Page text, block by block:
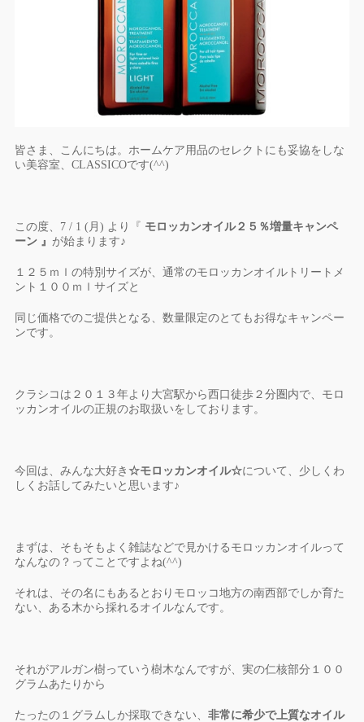
皆さま、こんにちは。ホームケア用品のセレクトにも妥協をしな
い美容室、CLASSICOです(^^)
この度、7 / 1 (月) より『 モロッカンオイル２５％増量キャンペ
ーン 』 が始まります♪
１２５ｍｌの特別サイズが、通常のモロッカンオイルトリートメ
ント１００ｍｌサイズと
同じ価格でのご提供となる、数量限定のとてもお得なキャンペー
ンです。
クラシコは２０１３年より大宮駅から西口徒歩２分圏内で、モロ
ッカンオイルの正規のお取扱いをしております。
今回は、みんな大好き☆モロッカンオイル☆について、少しくわ
しくお話してみたいと思います♪
まずは、そもそもよく雑誌などで見かけるモロッカンオイルって
なんなの？ってことですよね(^^)
それは、その名にもあるとおりモロッコ地方の南西部でしか育た
ない、ある木から採れるオイルなんです。
それがアルガン樹っていう樹木なんですが、実の仁核部分１００
グラムあたりから
たったの１グラムしか採取できない、非常に希少で上質なオイル